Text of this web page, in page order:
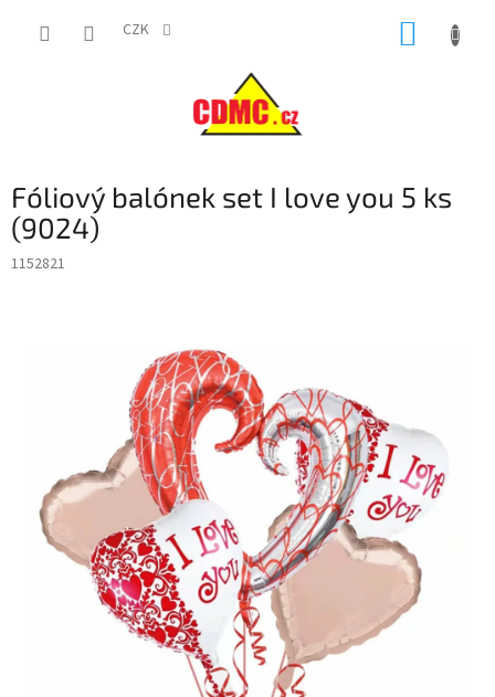
CZK
Fóliový balónek set I love you 5 ks
(9024)
1152821